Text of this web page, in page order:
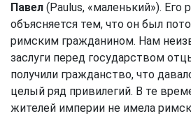
Павел (Paulus, «маленький»). Его
объясняется тем, что он был
римским гражданином. Нам
заслуги перед государством
получили гражданство, что
целый ряд привилегий. В те
жителей империи не имела